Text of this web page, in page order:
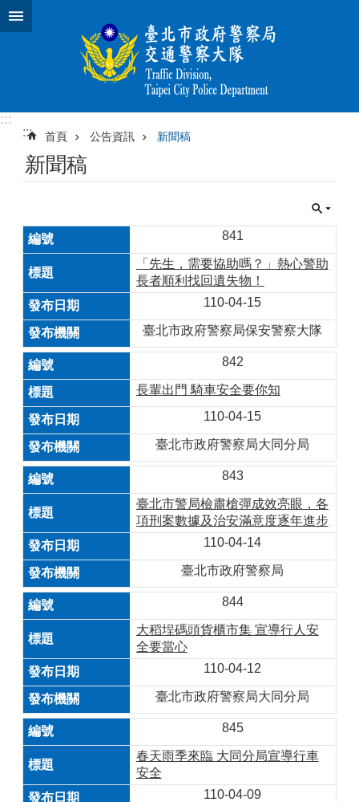
跳到主要內容區塊
:::
:::
首頁 公告資訊 新聞稿
新聞稿
841
「先生，需要協助嗎？」熱心警助
長者順利找回遺失物！
110-04-15
臺北市政府警察局保安警察大隊
842
長輩出門 騎車安全要你知
110-04-15
臺北市政府警察局大同分局
843
臺北市警局檢肅槍彈成效亮眼，各
項刑案數據及治安滿意度逐年進步
110-04-14
臺北市政府警察局
844
大稻埕碼頭貨櫃市集 宣導行人安
全要當心
110-04-12
臺北市政府警察局大同分局
845
春天雨季來臨 大同分局宣導行車
安全
110-04-09